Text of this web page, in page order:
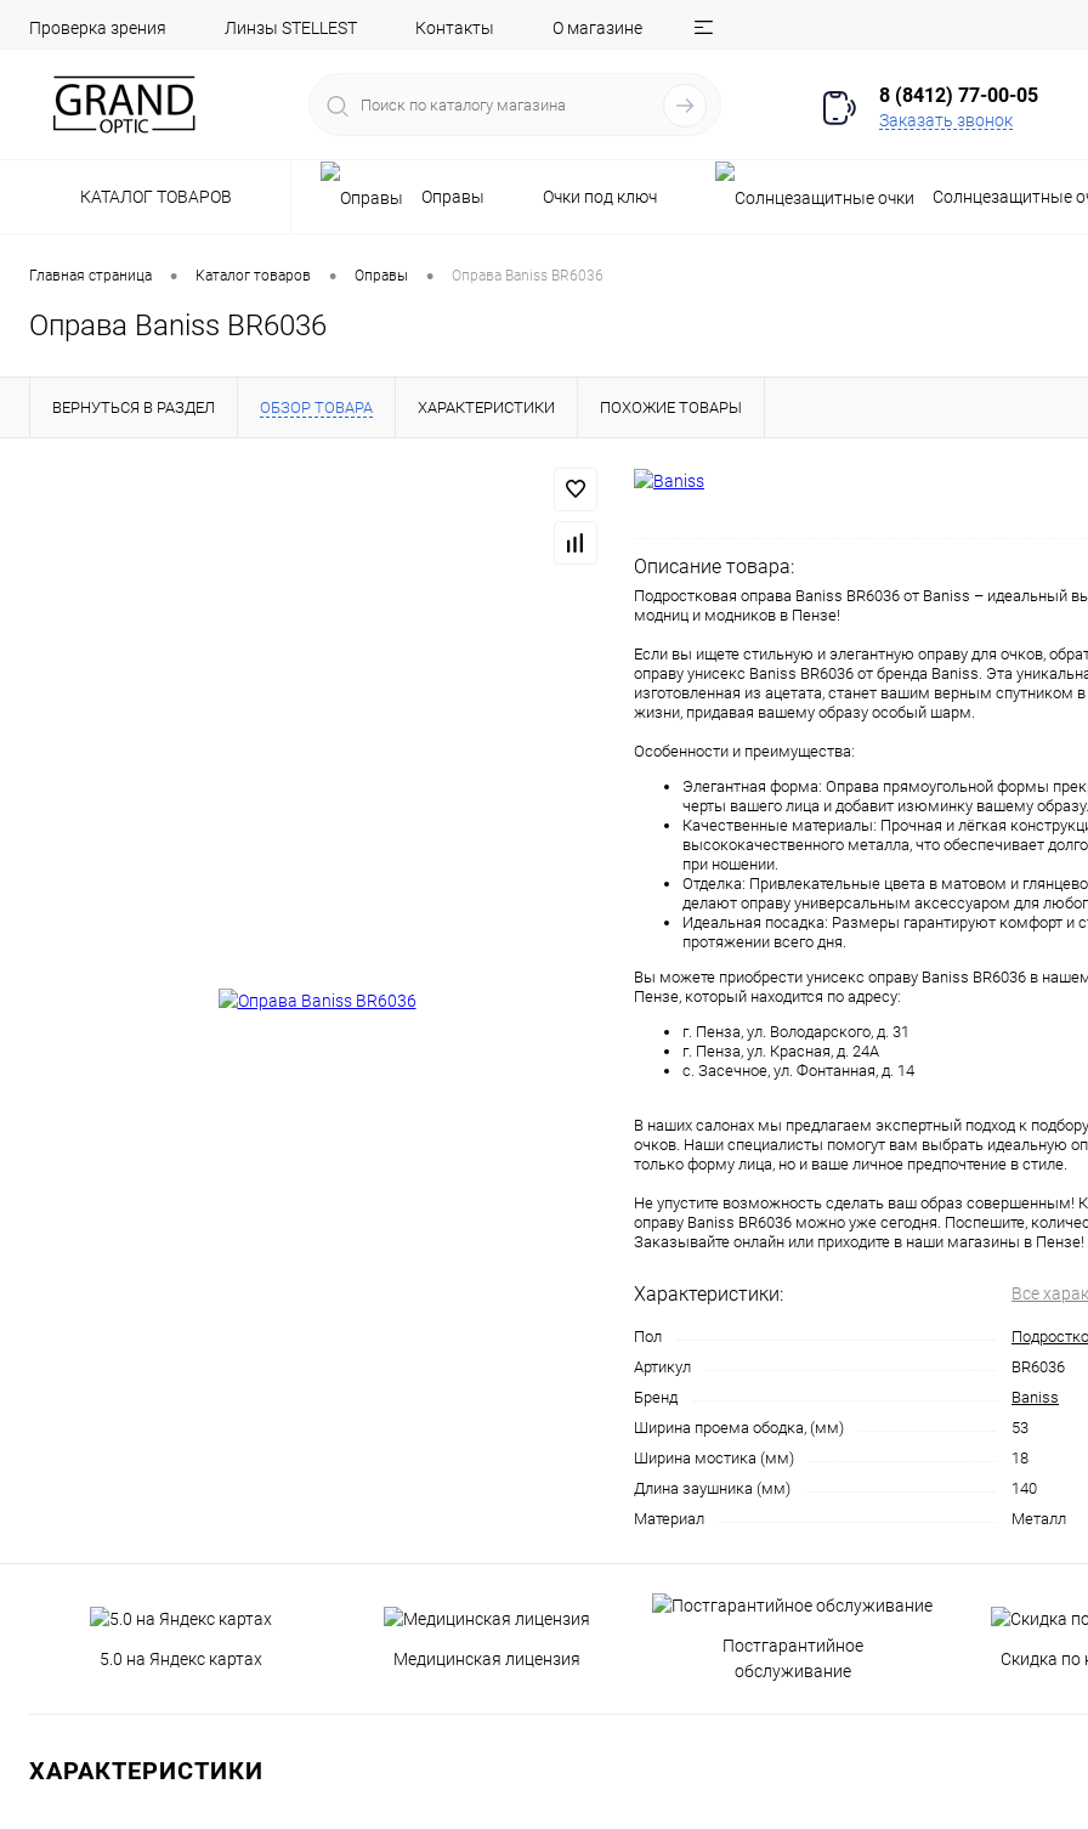
Проверка зрения Линзы STELLEST Контакты О магазине
8 (8412) 77-00-05
Заказать звонок
КАТАЛОГ ТОВАРОВ Оправы Очки под ключ Солнцезащитные
Главная страница • Каталог товаров • Оправы • Оправа Baniss BR6036
Оправа Baniss BR6036
ВЕРНУТЬСЯ В РАЗДЕЛ ОБЗОР ТОВАРА ХАРАКТЕРИСТИКИ ПОХОЖИЕ ТОВАРЫ
Описание товара:
Подростковая оправа Baniss BR6036 от Baniss – идеальный
модниц и модников в Пензе!
Если вы ищете стильную и элегантную оправу для очков,
оправу унисекс Baniss BR6036 от бренда Baniss. Эта
изготовленная из ацетата, станет вашим верным спутником
жизни, придавая вашему образу особый шарм.
Особенности и преимущества:
Элегантная форма: Оправа прямоугольной формы
черты вашего лица и добавит изюминку вашему образу.
Качественные материалы: Прочная и лёгкая
высококачественного металла, что обеспечивает
при ношении.
Отделка: Привлекательные цвета в матовом и
делают оправу универсальным аксессуаром для
Идеальная посадка: Размеры гарантируют комфорт и
протяжении всего дня.
Вы можете приобрести унисекс оправу Baniss BR6036 в
Пензе, который находится по адресу:
г. Пенза, ул. Володарского, д. 31
г. Пенза, ул. Красная, д. 24А
с. Засечное, ул. Фонтанная, д. 14
В наших салонах мы предлагаем экспертный подход к
очков. Наши специалисты помогут вам выбрать идеальную
только форму лица, но и ваше личное предпочтение в стиле.
Не упустите возможность сделать ваш образ совершенным!
оправу Baniss BR6036 можно уже сегодня. Поспешите,
Заказывайте онлайн или приходите в наши магазины в Пензе!
Характеристики: Все
Пол
Артикул
BR6036
Бренд
Baniss
Ширина проема ободка, (мм)
53
Ширина мостика (мм)
18
Длина заушника (мм)
140
Материал
Металл
5.0 на Яндекс картах Медицинская лицензия
Постгарантийное
обслуживание
Скидка по
ХАРАКТЕРИСТИКИ